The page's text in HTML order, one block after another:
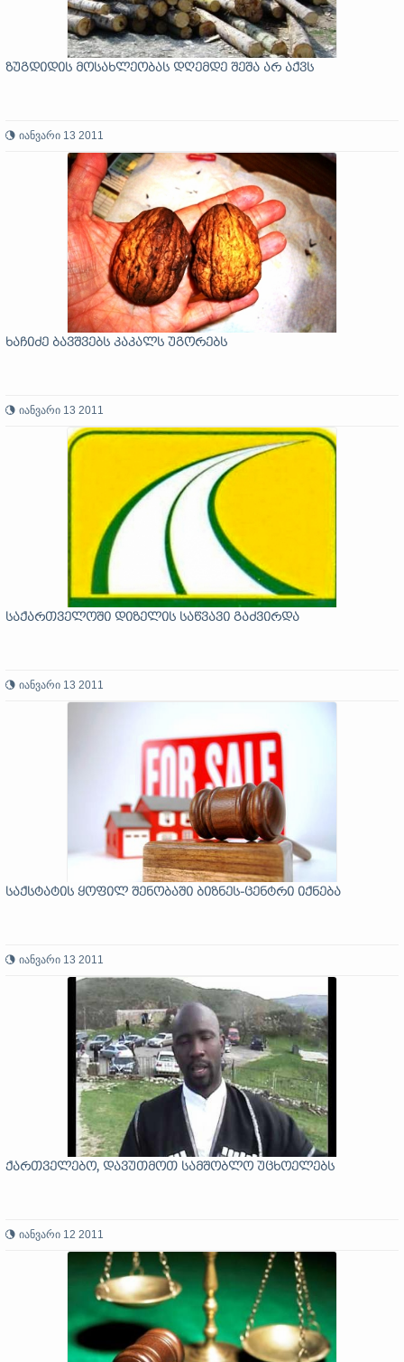
ზუგდიდის მოსახლეობას დღემდე შეშა არ აქვს
იანვარი 13 2011
ხაჩიძე ბავშვებს კაკალს უგორებს
იანვარი 13 2011
საქართველოში დიზელის საწვავი გაძვირდა
იანვარი 13 2011
საქსტატის ყოფილ შენობაში ბიზნეს-ცენტრი იქნება
იანვარი 13 2011
ქართველებო, დავუთმოთ სამშობლო უცხოელებს
იანვარი 12 2011